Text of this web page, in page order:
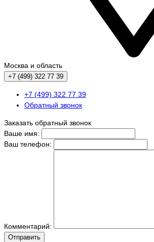
Москва и область
+7 (499) 322 77 39
+7 (499) 322 77 39
Обратный звонок
Заказать обратный звонок
Ваше имя:
Ваш телефон:
Комментарий:
Отправить